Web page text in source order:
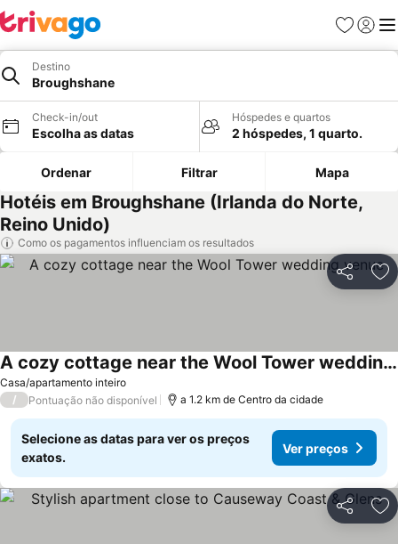
Favoritos
Iniciar
Destino
Broughshane
Check-in/out
Escolha as datas
Hóspedes e quartos
2 hóspedes, 1 quarto.
Ordenar Filtrar Mapa
Hotéis em Broughshane (Irlanda do Norte,
Reino Unido)
Como os pagamentos influenciam os resultados
Partilhar
Casa/apartamento inteiro
A cozy cottage near the Wool Tower wedding venue
Ver preços
/ Pontuação não disponível a 1.2 km de Centro da cidade
Selecione as datas para ver os preços
exatos.
Ver preços
Partilhar